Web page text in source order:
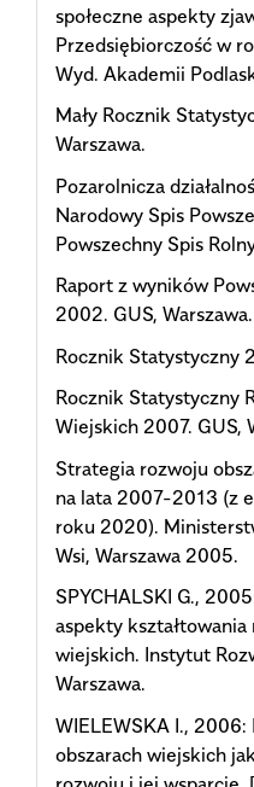
społeczne aspekty
Przedsiębiorczość w
Wyd. Akademii
Mały Rocznik
Warszawa.
Pozarolnicza
Narodowy Spis
Powszechny Spis
Raport z wyników
2002. GUS, Warszawa.
Rocznik Statystyczny
Rocznik Statystyczny
Wiejskich 2007. GUS,
Strategia rozwoju
na lata 2007-2013 (z
roku 2020).
Wsi, Warszawa 2005.
SPYCHALSKI G.,
aspekty
wiejskich. Instytut
Warszawa.
WIELEWSKA I.,
obszarach wiejskich